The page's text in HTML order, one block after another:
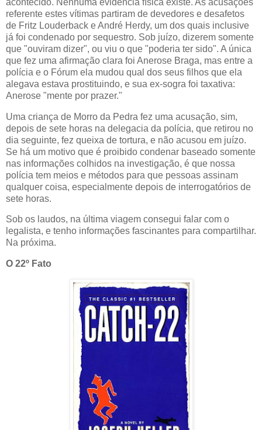
referente estes vítimas partiram de devedores e desafetos
de Fritz Louderback e André Herdy, um dos quais inclusive
já foi condenado por sequestro. Sob juízo, dizerem somente
que "ouviram dizer", ou viu o que "poderia ter sido". A única
que fez uma afirmação clara foi Anerose Braga, mas entre a
polícia e o Fórum ela mudou qual dos seus filhos que ela
alegava estava prostituindo, e sua ex-sogra foi taxativa:
Anerose "mente por prazer."
Uma criança de Morro da Pedra fez uma acusação, sim,
depois de sete horas na delegacia da polícia, que retirou no
dia seguinte, fez queixa de tortura, e não acusou em juízo.
Se há um motivo que é proibido condenar baseado somente
nas informações colhidos na investigação, é que nossa
polícia tem meios e métodos para que pessoas assinam
qualquer coisa, especialmente depois de interrogatórios de
sete horas.
Sob os laudos, na última viagem consegui falar com o
legalista, e tenho informações fascinantes para compartilhar.
Na próxima.
O 22º Fato